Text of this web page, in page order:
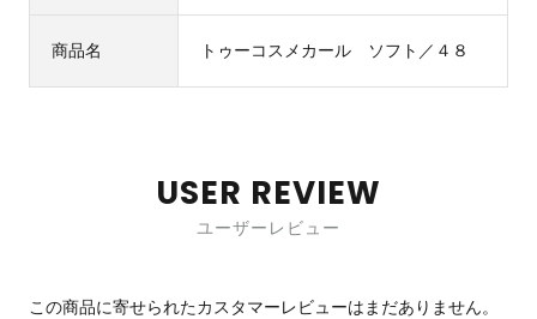
商品名 トゥーコスメカール ソフト／４８
USER REVIEW
ユーザーレビュー
この商品に寄せられたカスタマーレビューはまだありません。